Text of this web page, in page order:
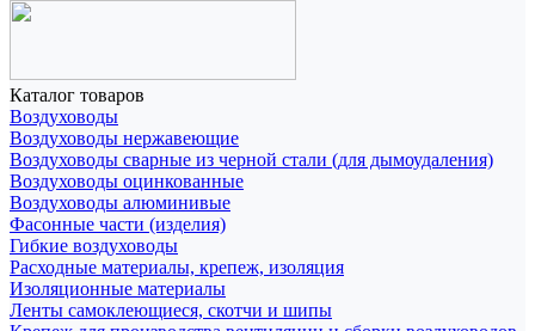
Каталог товаров
Воздуховоды
Воздуховоды нержавеющие
Воздуховоды сварные из черной стали (для дымоудаления)
Воздуховоды оцинкованные
Воздуховоды алюминивые
Фасонные части (изделия)
Гибкие воздуховоды
Расходные материалы, крепеж, изоляция
Изоляционные материалы
Ленты самоклеющиеся, скотчи и шипы